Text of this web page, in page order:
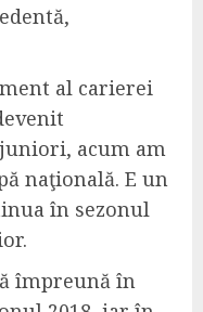
al carierei
acum am
naţională. E un
în sezonul
împreună în